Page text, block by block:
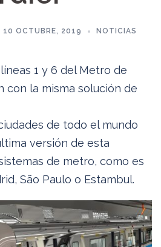
10 OCTUBRE, 2019 NOTICIAS
1 y 6 del Metro de
con la misma solución de
de todo el mundo
versión de esta
de metro, como es
São Paulo o Estambul.